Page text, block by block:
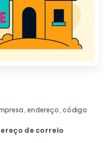
endereço, código
de correio